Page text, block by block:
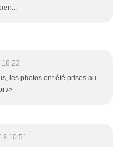
18:23
les photos ont été prises au
/>
10:51